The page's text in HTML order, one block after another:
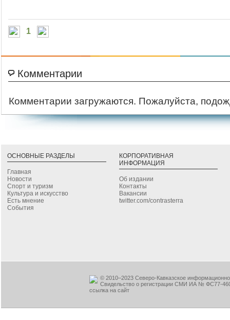
1
Комментарии
Комментарии загружаются. Пожалуйста,
ОСНОВНЫЕ РАЗДЕЛЫ
Главная
Новости
Спорт и туризм
Культура и искусство
Есть мнение
События
КОРПОРАТИВНАЯ
ИНФОРМАЦИЯ
Об издании
Контакты
Вакансии
twitter.com/contrasterra
© 2010–2023 Северо-Кавказское
Свидельство о регистрации СМИ ИА № ФС77-
ссылка на сайт